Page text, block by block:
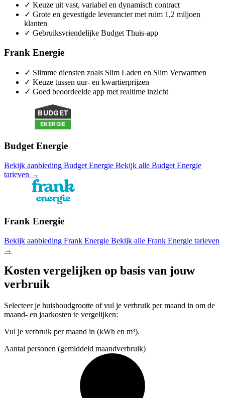
✓ Keuze uit vast, variabel en dynamisch contract
✓ Grote en gevestigde leverancier met ruim 1,2 miljoen
klanten
✓ Gebruiksvriendelijke Budget Thuis-app
Frank Energie
✓ Slimme diensten zoals Slim Laden en Slim Verwarmen
✓ Keuze tussen uur- en kwartierprijzen
✓ Goed beoordeelde app met realtime inzicht
Budget Energie
Bekijk aanbieding Budget Energie Bekijk alle Budget Energie
tarieven →
Frank Energie
Bekijk aanbieding Frank Energie Bekijk alle Frank Energie tarieven
→
Kosten vergelijken op basis van jouw
verbruik
Selecteer je huishoudgrootte of vul je verbruik per maand in om de
maand- en jaarkosten te vergelijken:
Vul je verbruik per maand in (kWh en m³).
Aantal personen (gemiddeld maandverbruik)